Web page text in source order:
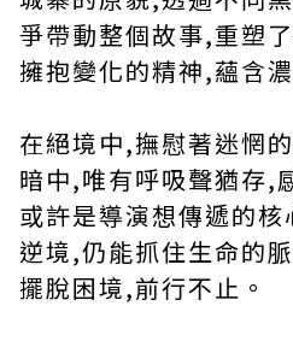
爭帶動整個故事,重塑
擁抱變化的精神,蘊含
在絕境中,撫慰著迷惘
暗中,唯有呼吸聲猶存,
或許是導演想傳遞的
逆境,仍能抓住生命的
擺脫困境,前行不止。